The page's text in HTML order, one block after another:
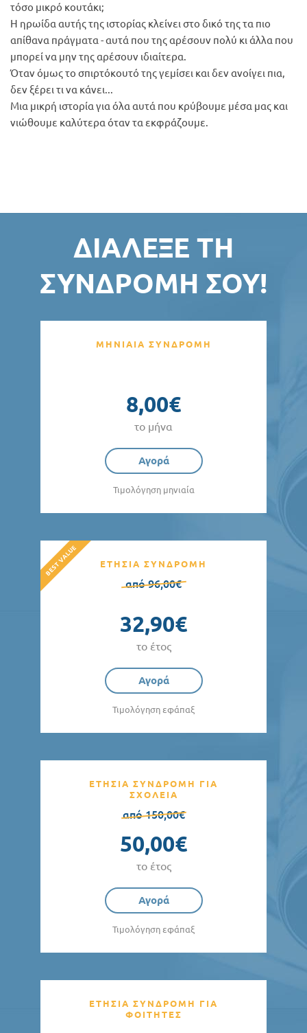
τόσο μικρό κουτάκι;
Η ηρωίδα αυτής της ιστορίας κλείνει στο δικό της τα πιο
απίθανα πράγματα - αυτά που της αρέσουν πολύ κι άλλα που
μπορεί να μην της αρέσουν ιδιαίτερα.
Όταν όμως το σπιρτόκουτό της γεμίσει και δεν ανοίγει πια,
δεν ξέρει τι να κάνει...
Μια μικρή ιστορία για όλα αυτά που κρύβουμε μέσα μας και
νιώθουμε καλύτερα όταν τα εκφράζουμε.
ΔΙΆΛΕΞΕ ΤΗ
ΣΥΝΔΡΟΜΉ ΣΟΥ!
ΜΗΝΙΑΙΑ ΣΥΝΔΡΟΜΗ
8,00€
το μήνα
Αγορά
Τιμολόγηση μηνιαία
ΕΤΗΣΙΑ ΣΥΝΔΡΟΜΗ
από 96,00€
32,90€
το έτος
Αγορά
Τιμολόγηση εφάπαξ
ΕΤΗΣΙΑ ΣΥΝΔΡΟΜΗ ΓΙΑ
ΣΧΟΛΕΙΑ
από 150,00€
50,00€
το έτος
Αγορά
Τιμολόγηση εφάπαξ
ΕΤΗΣΙΑ ΣΥΝΔΡΟΜΗ ΓΙΑ
ΦΟΙΤΗΤΕΣ